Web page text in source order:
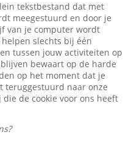
tekstbestand dat met
meegestuurd en door je
van je computer wordt
helpen slechts bij één
tussen jouw activiteiten op
bewaart op de harde
op het moment dat je
teruggestuurd naar onze
de cookie voor ons heeft